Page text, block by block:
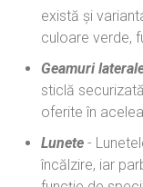
există și
culoare verde,
Geamuri
sticlă
oferite în
Lunete -
încălzire, iar